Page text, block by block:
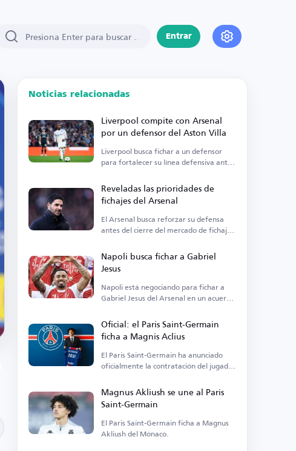
Entrar
Noticias relacionadas
Liverpool compite con Arsenal
por un defensor del Aston Villa
Liverpool busca fichar a un defensor
para fortalecer su línea defensiva antes
Reveladas las prioridades de
fichajes del Arsenal
El Arsenal busca reforzar su defensa
antes del cierre del mercado de fichajes
Napoli busca fichar a Gabriel
Jesus
Napoli está negociando para fichar a
Gabriel Jesus del Arsenal en un acuerdo
Oficial: el Paris Saint-Germain
ficha a Magnis Aclius
El Paris Saint-Germain ha anunciado
oficialmente la contratación del jugador
Magnus Akliush se une al Paris
Saint-Germain
El Paris Saint-Germain ficha a Magnus
Akliush del Mónaco.